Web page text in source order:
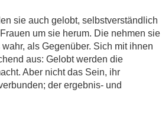
sie auch gelobt, selbstverständlich
um sie herum. Die nehmen sie
als Gegenüber. Sich mit ihnen
aus: Gelobt werden die
Aber nicht das Sein, ihr
der ergebnis- und